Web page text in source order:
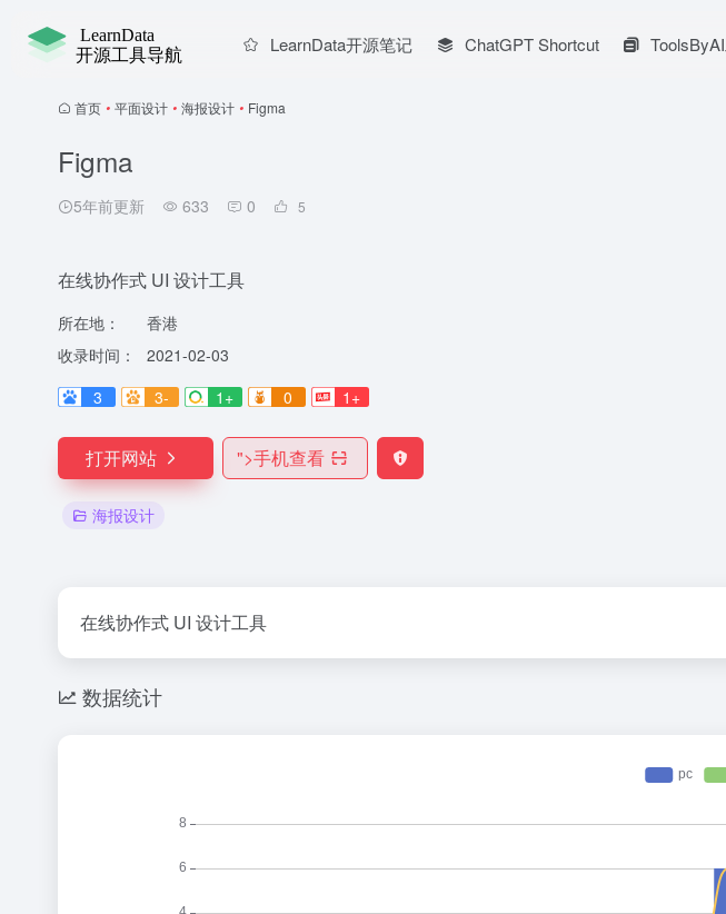
LearnData开源笔记 ChatGPT Shortcut
首页 • 平面设计 • 海报设计 • Figma
Figma
5年前更新 633 0 5
在线协作式 UI 设计工具
所在地：
香港
收录时间：
2021-02-03
3
3- 1+ 0 1+
打开网站 ">手机查看
海报设计
在线协作式 UI 设计工具
数据统计